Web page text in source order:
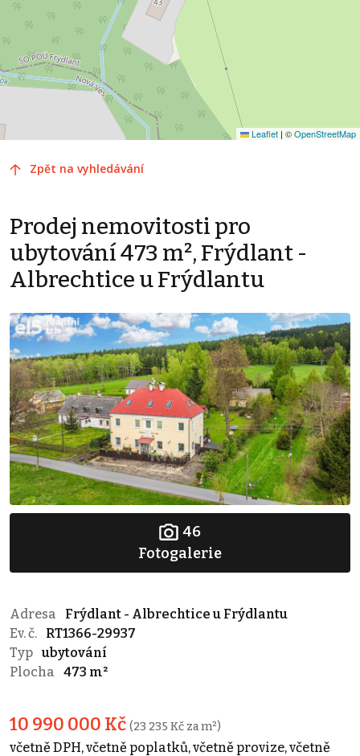
Leaflet | ©OpenStreetMap
Zpět na vyhledávání
Prodej nemovitosti pro
ubytování 473 m², Frýdlant -
Albrechtice u Frýdlantu
46
Fotogalerie
Adresa
Frýdlant - Albrechtice u Frýdlantu
Ev. č.
RT1366-29937
Typ ubytování
Plocha
473 m²
10 990 000 Kč (23 235 Kč za m²)
včetně DPH, včetně poplatků, včetně provize, včetně